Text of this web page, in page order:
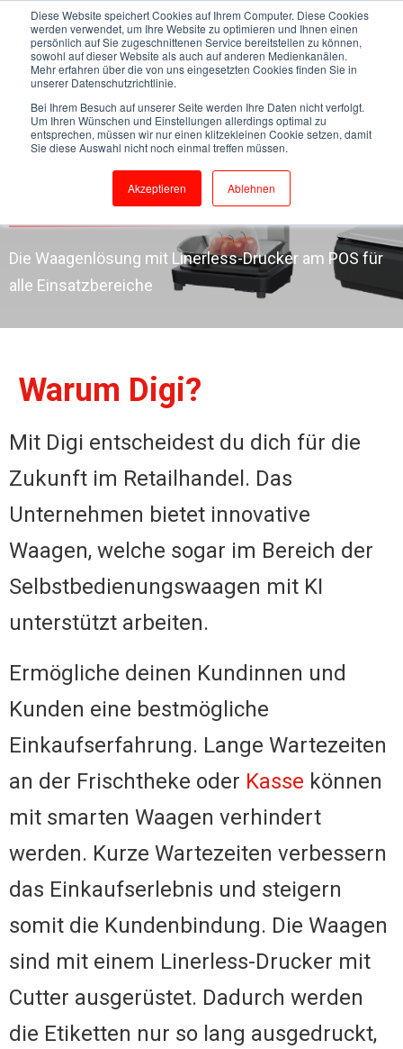
Diese Website speichert Cookies auf Ihrem Computer. Diese Cookies
werden verwendet, um Ihre Website zu optimieren und Ihnen einen
persönlich auf Sie zugeschnittenen Service bereitstellen zu können,
sowohl auf dieser Website als auch auf anderen Medienkanälen.
Mehr erfahren über die von uns eingesetzten Cookies finden Sie in
unserer Datenschutzrichtlinie.
Bei Ihrem Besuch auf unserer Seite werden Ihre Daten nicht verfolgt.
Um Ihren Wünschen und Einstellungen allerdings optimal zu
entsprechen, müssen wir nur einen klitzekleinen Cookie setzen, damit
Sie diese Auswahl nicht noch einmal treffen müssen.
Akzeptieren Ablehnen
Waagen für den
Retailhandel
Die Waagenlösung mit Linerless-Drucker am POS für
alle Einsatzbereiche
Warum Digi?
Mit Digi entscheidest du dich für die
Zukunft im Retailhandel. Das
Unternehmen bietet innovative
Waagen, welche sogar im Bereich der
Selbstbedienungswaagen mit KI
unterstützt arbeiten.
Ermögliche deinen Kundinnen und
Kunden eine bestmögliche
Einkaufserfahrung. Lange Wartezeiten
an der Frischtheke oder Kasse können
mit smarten Waagen verhindert
werden. Kurze Wartezeiten verbessern
das Einkaufserlebnis und steigern
somit die Kundenbindung. Die Waagen
sind mit einem Linerless-Drucker mit
Cutter ausgerüstet. Dadurch werden
die Etiketten nur so lang ausgedruckt,